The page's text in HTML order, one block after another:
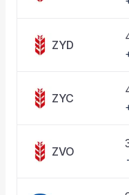
ZYD
ZYC
ZVO